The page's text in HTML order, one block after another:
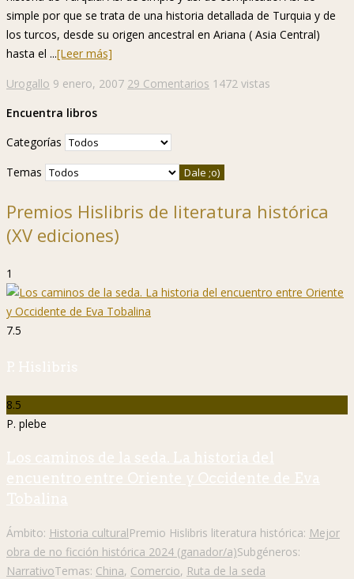
simple por que se trata de una historia detallada de Turquia y de
los turcos, desde su origen ancestral en Ariana ( Asia Central)
hasta el ...[Leer más]
Urogallo 9 enero, 2007 29 Comentarios 1472 vistas
Encuentra libros
Categorías
Temas
Premios Hislibris de literatura histórica
(XV ediciones)
1
7.5
P. Hislibris
8.5
P. plebe
Los caminos de la seda. La historia del
encuentro entre Oriente y Occidente de Eva
Tobalina
Ámbito: Historia culturalPremio Hislibris literatura histórica: Mejor
obra de no ficción histórica 2024 (ganador/a)Subgéneros:
NarrativoTemas: China, Comercio, Ruta de la seda